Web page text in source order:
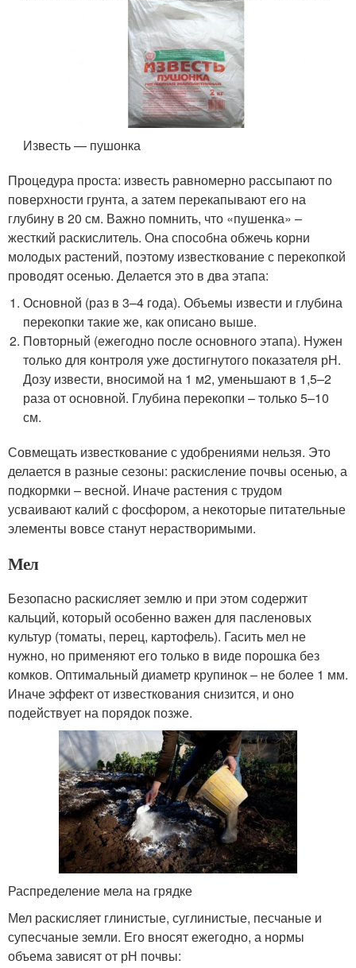
Известь — пушонка
Процедура проста: известь равномерно рассыпают по
поверхности грунта, а затем перекапывают его на
глубину в 20 см. Важно помнить, что «пушенка» –
жесткий раскислитель. Она способна обжечь корни
молодых растений, поэтому известкование с перекопкой
проводят осенью. Делается это в два этапа:
Основной (раз в 3–4 года). Объемы извести и глубина
перекопки такие же, как описано выше.
Повторный (ежегодно после основного этапа). Нужен
только для контроля уже достигнутого показателя рН.
Дозу извести, вносимой на 1 м2, уменьшают в 1,5–2
раза от основной. Глубина перекопки – только 5–10
см.
Совмещать известкование с удобрениями нельзя. Это
делается в разные сезоны: раскисление почвы осенью, а
подкормки – весной. Иначе растения с трудом
усваивают калий с фосфором, а некоторые питательные
элементы вовсе станут нерастворимыми.
Мел
Безопасно раскисляет землю и при этом содержит
кальций, который особенно важен для пасленовых
культур (томаты, перец, картофель). Гасить мел не
нужно, но применяют его только в виде порошка без
комков. Оптимальный диаметр крупинок – не более 1 мм.
Иначе эффект от известкования снизится, и оно
подействует на порядок позже.
Распределение мела на грядке
Мел раскисляет глинистые, суглинистые, песчаные и
супесчаные земли. Его вносят ежегодно, а нормы
объема зависят от рН почвы: